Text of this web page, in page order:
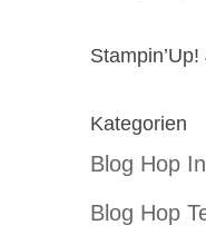
Kategorien
Blog Hop
Blog Hop